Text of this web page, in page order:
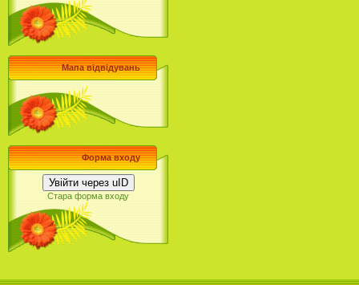
Мапа відвідувань
Форма входу
Увійти через uID
Стара форма входу